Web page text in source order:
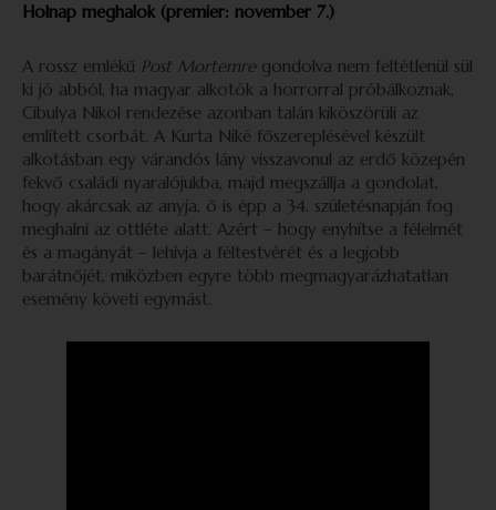
Holnap meghalok (premier: november 7.)
A rossz emlékű Post Mortemregondolva nem feltétlenül sül
ki jó abból, ha magyar alkotók a horrorral próbálkoznak,
Cibulya Nikol rendezése azonban talán kiköszörüli az
említett csorbát. A Kurta Niké főszereplésével készült
alkotásban egy várandós lány visszavonul az erdő közepén
fekvő családi nyaralójukba, majd megszállja a gondolat,
hogy akárcsak az anyja, ő is épp a 34. születésnapján fog
meghalni az ottléte alatt. Azért – hogy enyhítse a félelmét
és a magányát – lehívja a féltestvérét és a legjobb
barátnőjét, miközben egyre több megmagyarázhatatlan
esemény követi egymást.